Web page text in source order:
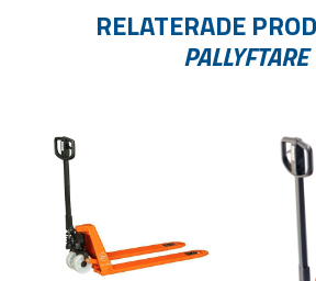
RELATERADE
PALLYFTARE